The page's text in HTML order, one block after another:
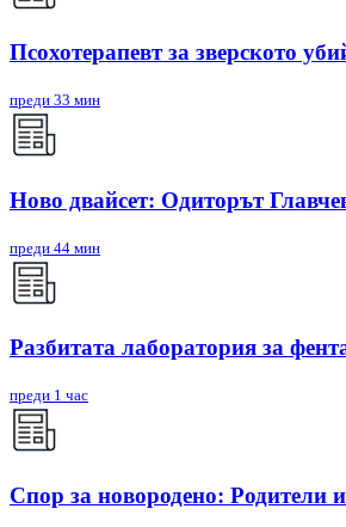
Псохотерапевт за зверското
преди 33 мин
Ново двайсет: Одиторът
преди 44 мин
Разбитата лаборатория за
преди 1 час
Спор за новородено: Родители